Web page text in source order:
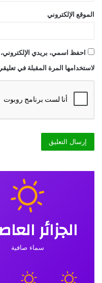
الموقع الإلكتروني
احفظ اسمي، بريدي
لاستخدامها المرة المقبلة في
الجزائر
سماء صافية